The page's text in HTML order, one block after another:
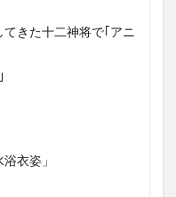
きた十二神将で｢アニ
衣姿」